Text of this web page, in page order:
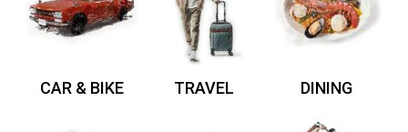
CAR & BIKE TRAVEL DINING